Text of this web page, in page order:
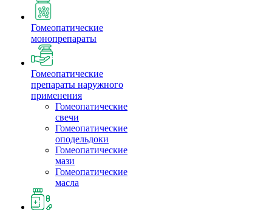
Гомеопатические
монопрепараты
Гомеопатические
препараты наружного
применения
Гомеопатические
свечи
Гомеопатические
оподельдоки
Гомеопатические
мази
Гомеопатические
масла